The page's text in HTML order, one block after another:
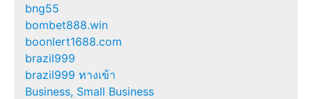
bng55
bombet888.win
boonlert1688.com
brazil999
brazil999 ทางเข้า
Business, Small Business